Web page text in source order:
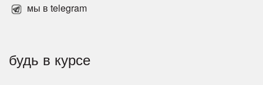
мы в telegram
будь в курсе